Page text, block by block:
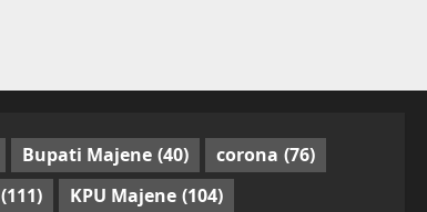
Bupati Majene (40) corona (76)
(111) KPU Majene (104)